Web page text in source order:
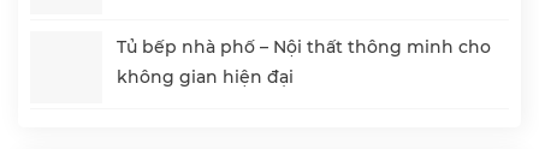
Tủ bếp nhà phố – Nội thất thông minh cho
không gian hiện đại